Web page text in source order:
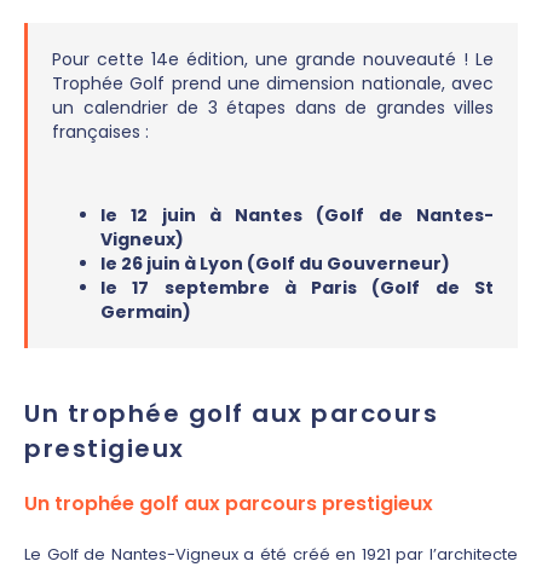
Pour cette 14e édition, une grande nouveauté ! Le
Trophée Golf prend une dimension nationale, avec
un calendrier de 3 étapes dans de grandes villes
françaises :
le 12 juin à Nantes (Golf de Nantes-
Vigneux)
le 26 juin à Lyon (Golf du Gouverneur)
le 17 septembre à Paris (Golf de St
Germain)
Un trophée golf aux parcours
prestigieux
Un trophée golf aux parcours prestigieux
Le Golf de Nantes-Vigneux a été créé en 1921 par l’architecte